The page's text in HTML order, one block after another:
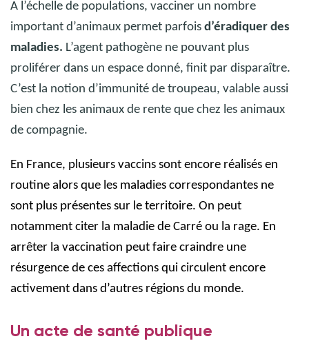
A l’échelle de populations, vacciner un nombre
important d’animaux permet parfois d’éradiquer des
maladies. L’agent pathogène ne pouvant plus
proliférer dans un espace donné, finit par disparaître.
C’est la notion d’immunité de troupeau, valable aussi
bien chez les animaux de rente que chez les animaux
de compagnie.
En France, plusieurs vaccins sont encore réalisés en
routine alors que les maladies correspondantes ne
sont plus présentes sur le territoire. On peut
notamment citer la maladie de Carré ou la rage. En
arrêter la vaccination peut faire craindre une
résurgence de ces affections qui circulent encore
activement dans d’autres régions du monde.
Un acte de santé publique